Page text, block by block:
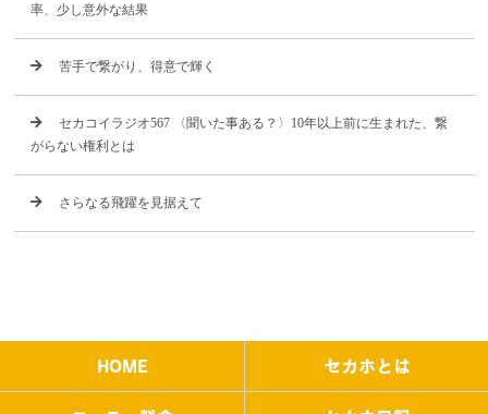
率、少し意外な結果
苦手で繋がり、得意で輝く
セカコイラジオ567 〈聞いた事ある？〉10年以上前に生まれた、繋
がらない権利とは
さらなる飛躍を見据えて
HOME セカホとは